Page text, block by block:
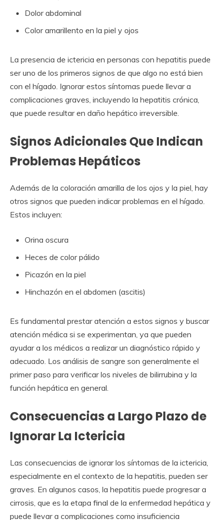
Dolor abdominal
Color amarillento en la piel y ojos
La presencia de ictericia en personas con hepatitis puede
ser uno de los primeros signos de que algo no está bien
con el hígado. Ignorar estos síntomas puede llevar a
complicaciones graves, incluyendo la hepatitis crónica,
que puede resultar en daño hepático irreversible.
Signos Adicionales Que Indican
Problemas Hepáticos
Además de la coloración amarilla de los ojos y la piel, hay
otros signos que pueden indicar problemas en el hígado.
Estos incluyen:
Orina oscura
Heces de color pálido
Picazón en la piel
Hinchazón en el abdomen (ascitis)
Es fundamental prestar atención a estos signos y buscar
atención médica si se experimentan, ya que pueden
ayudar a los médicos a realizar un diagnóstico rápido y
adecuado. Los análisis de sangre son generalmente el
primer paso para verificar los niveles de bilirrubina y la
función hepática en general.
Consecuencias a Largo Plazo de
Ignorar La Ictericia
Las consecuencias de ignorar los síntomas de la ictericia,
especialmente en el contexto de la hepatitis, pueden ser
graves. En algunos casos, la hepatitis puede progresar a
cirrosis, que es la etapa final de la enfermedad hepática y
puede llevar a complicaciones como insuficiencia